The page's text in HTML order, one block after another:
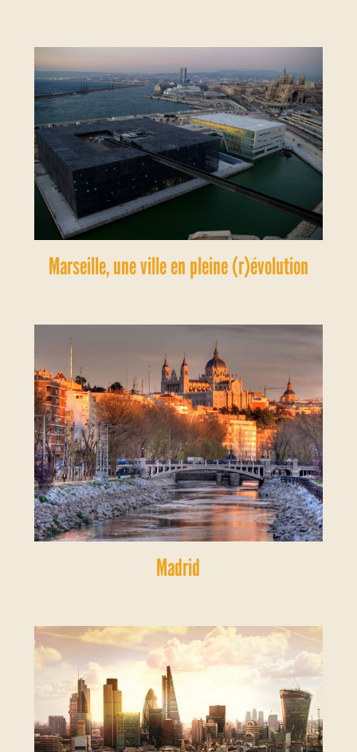
Marseille, une ville en pleine (r)évolution
Madrid